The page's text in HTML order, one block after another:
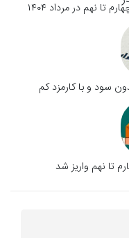
تا نهم واریز شد